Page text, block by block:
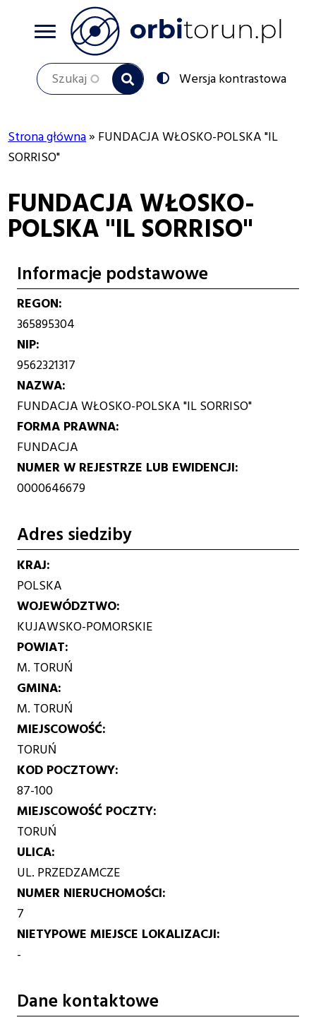
Szukaj
Przełącz
na:
Wersja kontrastowa
Ścieżka
nawigacyjna
Strona główna
FUNDACJA WŁOSKO-POLSKA "IL
SORRISO"
FUNDACJA WŁOSKO-
POLSKA "IL SORRISO"
Informacje podstawowe
REGON
365895304
NIP
9562321317
NAZWA
FUNDACJA WŁOSKO-POLSKA "IL SORRISO"
FORMA PRAWNA
FUNDACJA
NUMER W REJESTRZE LUB EWIDENCJI
0000646679
Adres siedziby
KRAJ
POLSKA
WOJEWÓDZTWO
KUJAWSKO-POMORSKIE
POWIAT
M. TORUŃ
GMINA
M. TORUŃ
MIEJSCOWOŚĆ
TORUŃ
KOD POCZTOWY
87-100
MIEJSCOWOŚĆ POCZTY
TORUŃ
ULICA
UL. PRZEDZAMCZE
NUMER NIERUCHOMOŚCI
7
NIETYPOWE MIEJSCE LOKALIZACJI
-
Dane kontaktowe